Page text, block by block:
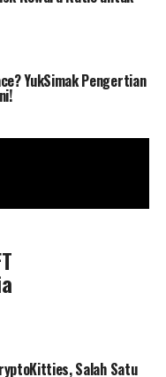
YukSimak Pengertian
Salah Satu